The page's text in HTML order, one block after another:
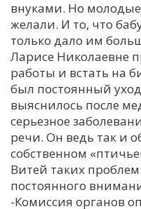
внуками. Но
желали. И то, что
только дало им
Ларисе Николаевне
работы и встать на
был постоянный
выяснилось после
серьезное
речи. Он ведь так и
собственном
Витей таких
постоянного
-Комиссия органов